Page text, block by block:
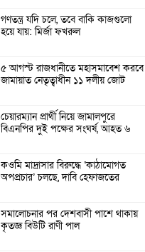
গণতন্ত্র যদি চলে, তবে বাকি কাজগুলো
হয়ে যায়: মির্জা ফখরুল
৫ আগস্ট রাজধানীতে মহাসমাবেশ করবে
জামায়াত নেতৃত্বাধীন ১১ দলীয় জোট
চেয়ারম্যান প্রার্থী নিয়ে জামালপুরে
বিএনপির দুই পক্ষের সংঘর্ষ, আহত ৬
কওমি মাদ্রাসার বিরুদ্ধে ‘কাঠামোগত
অপপ্রচার’ চলছে, দাবি হেফাজতের
সমালোচনার পর দেশবাসী পাশে থাকায়
কৃতজ্ঞ বিউটি রাণী পাল